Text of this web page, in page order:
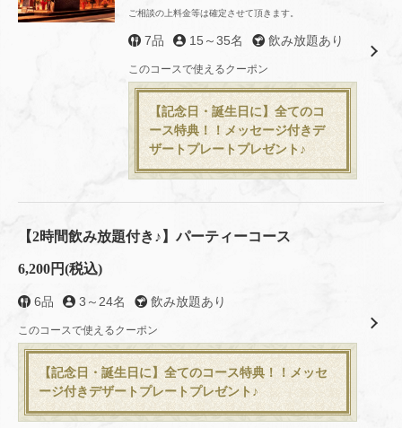
ご相談の上料金等は確定させて頂きます。
7品 15～35名 飲み放題あり
このコースで使えるクーポン
【記念日・誕生日に】全てのコ
ース特典！！メッセージ付きデ
ザートプレートプレゼント♪
【2時間飲み放題付き♪】パーティーコース
6,200円(税込)
6品 3～24名 飲み放題あり
このコースで使えるクーポン
【記念日・誕生日に】全てのコース特典！！メッセ
ージ付きデザートプレートプレゼント♪